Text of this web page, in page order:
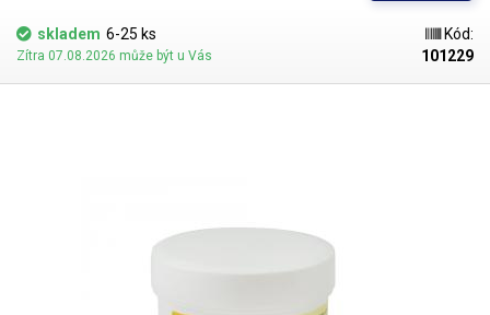
skladem 6-25 ks
Zítra 07.08.2026 může být u Vás
Kód:
101229